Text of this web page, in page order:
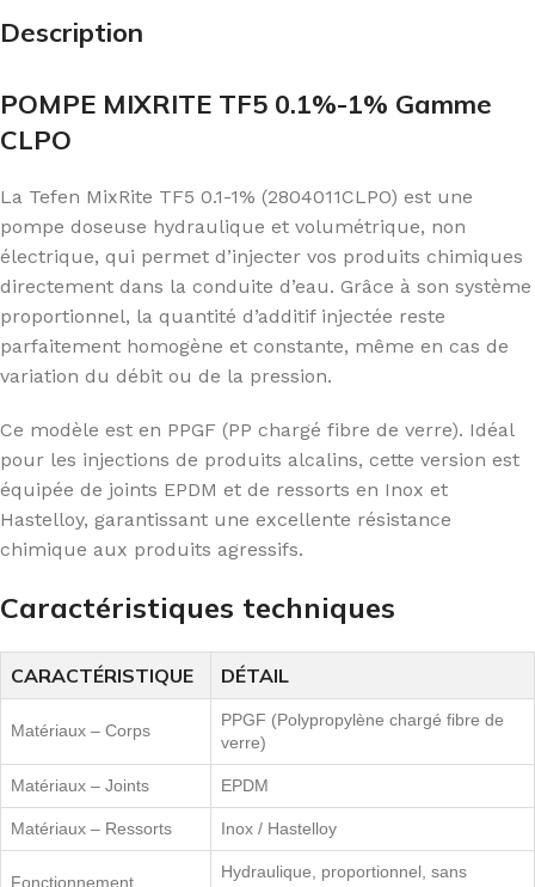
Description
POMPE MIXRITE TF5 0.1%-1% Gamme
CLPO
La Tefen MixRite TF5 0.1-1% (2804011CLPO) est une
pompe doseuse hydraulique et volumétrique, non
électrique, qui permet d’injecter vos produits chimiques
directement dans la conduite d’eau. Grâce à son système
proportionnel, la quantité d’additif injectée reste
parfaitement homogène et constante, même en cas de
variation du débit ou de la pression.
Ce modèle est en PPGF (PP chargé fibre de verre). Idéal
pour les injections de produits alcalins, cette version est
équipée de joints EPDM et de ressorts en Inox et
Hastelloy, garantissant une excellente résistance
chimique aux produits agressifs.
Caractéristiques techniques
CARACTÉRISTIQUE DÉTAIL
Matériaux – Corps
PPGF (Polypropylène chargé fibre de
verre)
Matériaux – Joints EPDM
Matériaux – Ressorts Inox / Hastelloy
Fonctionnement
Hydraulique, proportionnel, sans